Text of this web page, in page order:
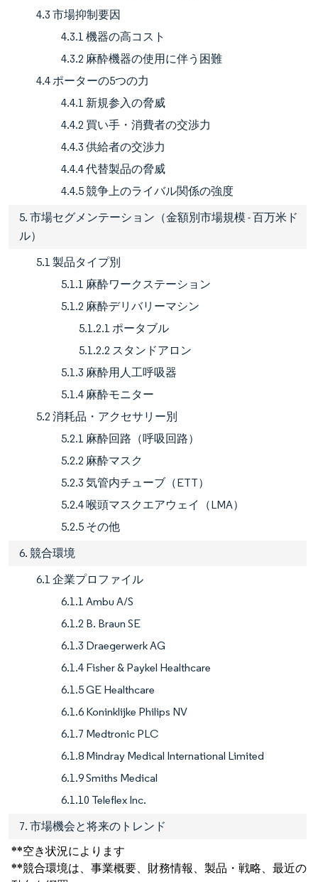
4.3 市場抑制要因
4.3.1 機器の高コスト
4.3.2 麻酔機器の使用に伴う困難
4.4 ポーターの5つの力
4.4.1 新規参入の脅威
4.4.2 買い手・消費者の交渉力
4.4.3 供給者の交渉力
4.4.4 代替製品の脅威
4.4.5 競争上のライバル関係の強度
5. 市場セグメンテーション（金額別市場規模 - 百万米ド
ル）
5.1 製品タイプ別
5.1.1 麻酔ワークステーション
5.1.2 麻酔デリバリーマシン
5.1.2.1 ポータブル
5.1.2.2 スタンドアロン
5.1.3 麻酔用人工呼吸器
5.1.4 麻酔モニター
5.2 消耗品・アクセサリー別
5.2.1 麻酔回路（呼吸回路）
5.2.2 麻酔マスク
5.2.3 気管内チューブ（ETT）
5.2.4 喉頭マスクエアウェイ（LMA）
5.2.5 その他
6. 競合環境
6.1 企業プロファイル
6.1.1 Ambu A/S
6.1.2 B. Braun SE
6.1.3 Draegerwerk AG
6.1.4 Fisher & Paykel Healthcare
6.1.5 GE Healthcare
6.1.6 Koninklijke Philips NV
6.1.7 Medtronic PLC
6.1.8 Mindray Medical International Limited
6.1.9 Smiths Medical
6.1.10 Teleflex Inc.
7. 市場機会と将来のトレンド
**空き状況によります
**競合環境は、事業概要、財務情報、製品・戦略、最近の